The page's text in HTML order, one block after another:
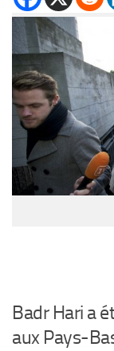
Badr Hari a
aux Pays-